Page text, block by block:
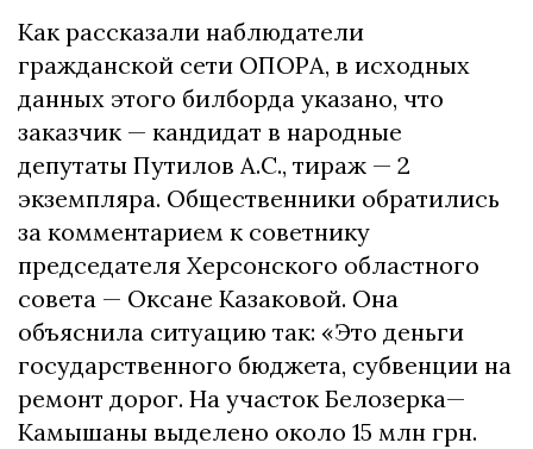
Как рассказали наблюдатели
гражданской сети ОПОРА, в исходных
данных этого билборда указано, что
заказчик — кандидат в народные
депутаты Путилов А.С., тираж — 2
экземпляра. Общественники обратились
за комментарием к советнику
председателя Херсонского областного
совета — Оксане Казаковой. Она
объяснила ситуацию так: «Это деньги
государственного бюджета, субвенции на
ремонт дорог. На участок Белозерка—
Камышаны выделено около 15 млн грн.